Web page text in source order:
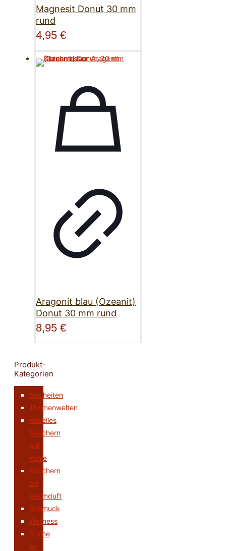
Magnesit Donut 30 mm
rund
4,95 €
Aragonit blau (Ozeanit)
Donut 30 mm rund
8,95 €
Produkt-
Kategorien
Neuheiten
Themenwelten
Rituelles
Räuchern
auf
Kohle
Räuchern
als
Raumduft
Schmuck
Wellness
Steine
A-